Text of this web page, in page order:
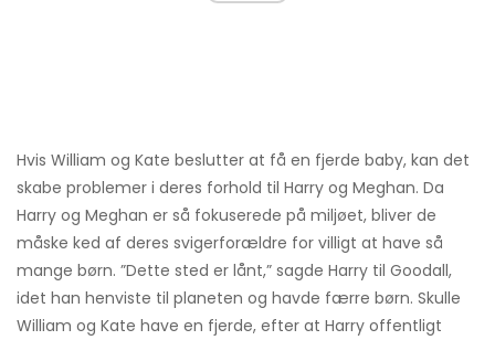
Hvis William og Kate beslutter at få en fjerde baby, kan det
skabe problemer i deres forhold til Harry og Meghan. Da
Harry og Meghan er så fokuserede på miljøet, bliver de
måske ked af deres svigerforældre for villigt at have så
mange børn. ”Dette sted er lånt,” sagde Harry til Goodall,
idet han henviste til planeten og havde færre børn. Skulle
William og Kate have en fjerde, efter at Harry offentligt